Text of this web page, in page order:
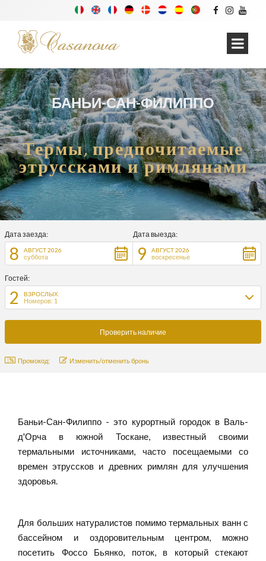
БАНЬИ-САН-ФИЛИППО
Термы, предпочитаемые
этруссками и римлянами
Дата заезда:
8 АВГУСТ 2026
суббота
Дата выезда:
9 АВГУСТ 2026
воскресенье
Гостей:
2 ВЗРОСЛЫХ:
Номеров: 1
Промокод: Изменить/отменить бронь
Баньи-Сан-Филиппо - это курортный городок в Валь-
д'Орча в южной Тоскане, известный своими
термальными источниками, часто посещаемыми со
времен этруссков и древних римлян для улучшения
здоровья.
Для больших натуралистов помимо термальных ванн с
бассейном и оздоровительным центром, можно
посетить Фоссо Бьянко, поток, в который стекают